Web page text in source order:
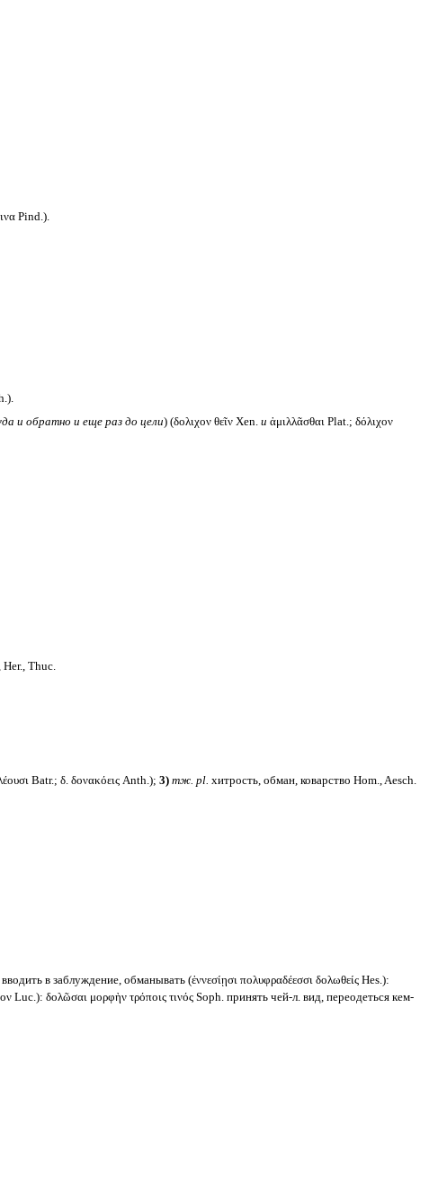
Pind.).
и обратно и еще раз до цели) (δολιχον θεῖν Xen. и ἁμιλλᾶσθαι Plat.; δόλιχον
Her., Thuc.
Batr.; δ. δονακόεις Anth.); 3) тж. pl. хитрость, обман, коварство Hom., Aesch.
в заблуждение, обманывать (ἐννεσίῃσι πολυφραδέεσσι δολωθείς Hes.):
Luc.): δολῶσαι μορφὴν τρόποις τινός Soph. принять чей-л. вид, переодеться кем-